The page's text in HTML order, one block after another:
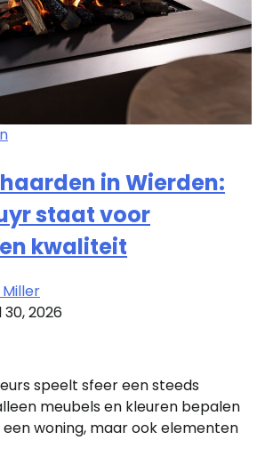
in Wierden:
staat voor
kwaliteit
2026
speelt sfeer een steeds
meubels en kleuren bepalen
woning, maar ook elementen